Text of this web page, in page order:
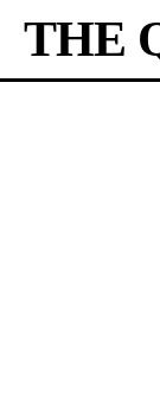
THE